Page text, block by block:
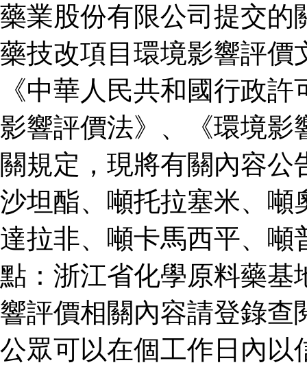
藥業股份有限公司提交的
藥技改項目環境影響評價
《中華人民共和國行政
影響評價法》、《環境影
關規定，現將有關內容
沙坦酯、噸托拉塞米、噸
達拉非、噸卡馬西平、噸
點：浙江省化學原料藥基
響評價相關內容請登錄查
公眾可以在個工作日內以